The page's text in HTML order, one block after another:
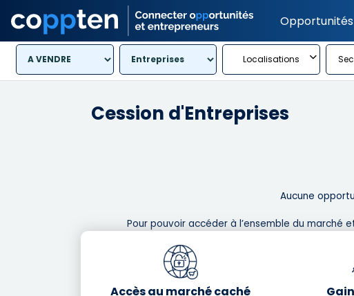
Opportunités
Localisations
Cession d'Entreprises
Aucune
Pour pouvoir accéder à l’ensemble du marché
Accès au marché caché